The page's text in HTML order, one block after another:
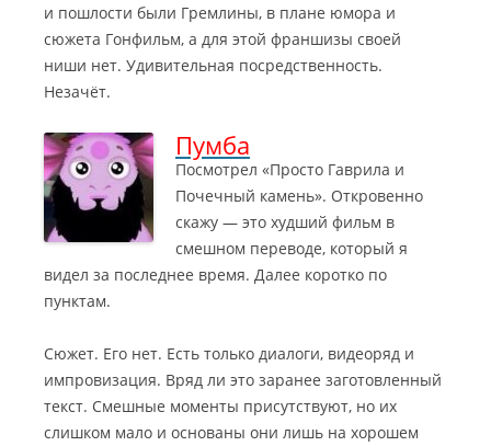
и пошлости были Гремлины, в плане юмора и
сюжета Гонфильм, а для этой франшизы своей
ниши нет. Удивительная посредственность.
Незачёт.
Пумба
Посмотрел «Просто Гаврила и
Почечный камень». Откровенно
скажу — это худший фильм в
смешном переводе, который я
видел за последнее время. Далее коротко по
пунктам.
Сюжет. Его нет. Есть только диалоги, видеоряд и
импровизация. Вряд ли это заранее заготовленный
текст. Смешные моменты присутствуют, но их
слишком мало и основаны они лишь на хорошем